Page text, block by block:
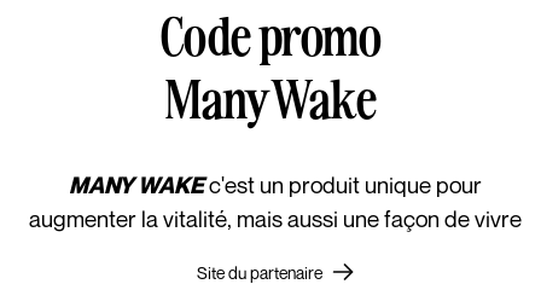
Code promo
Many Wake
MANY WAKEc'est un produit unique pour
augmenter la vitalité, mais aussi une façon de vivre
Site du partenaire